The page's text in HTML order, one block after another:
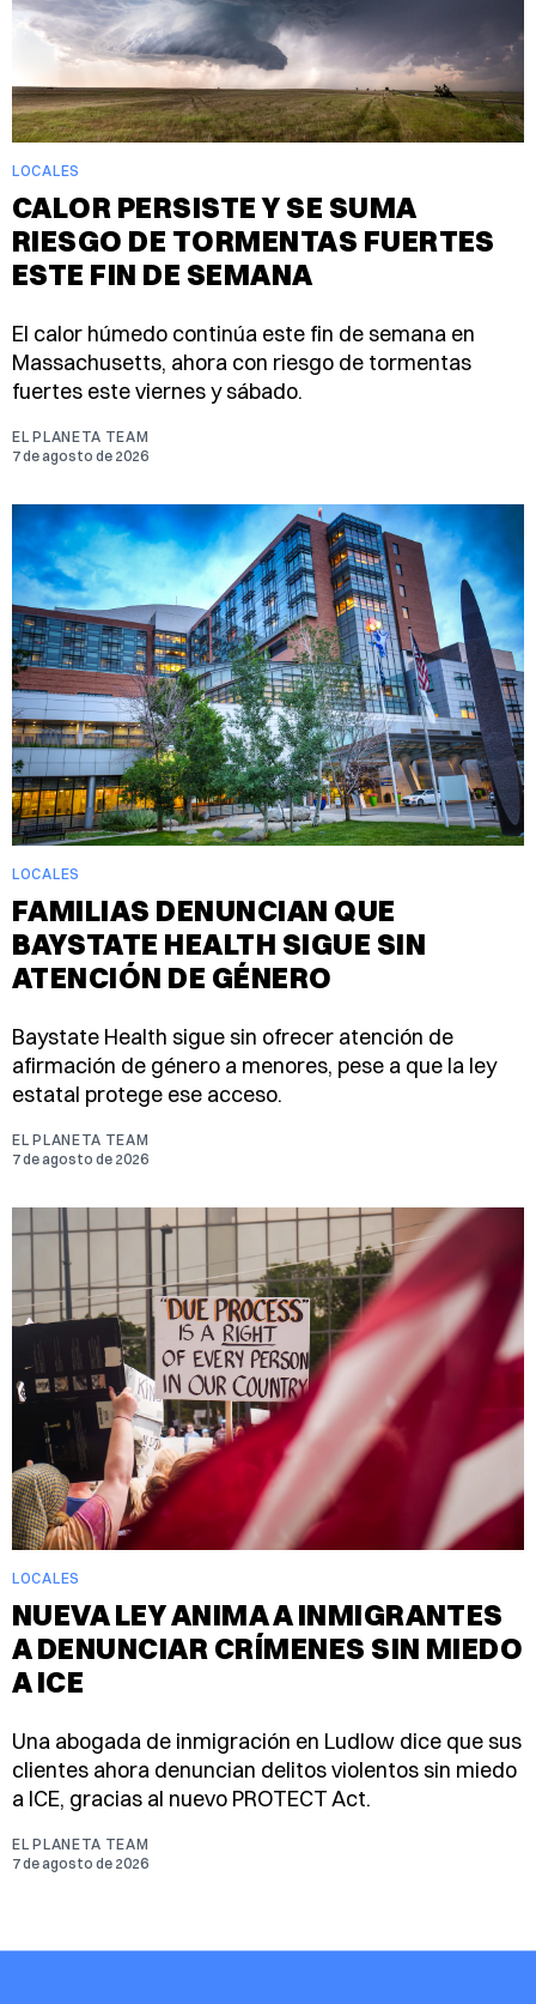
LOCALES
CALOR PERSISTE Y SE SUMA
RIESGO DE TORMENTAS FUERTES
ESTE FIN DE SEMANA
El calor húmedo continúa este fin de semana en
Massachusetts, ahora con riesgo de tormentas
fuertes este viernes y sábado.
EL PLANETA TEAM
7 de agosto de 2026
LOCALES
FAMILIAS DENUNCIAN QUE
BAYSTATE HEALTH SIGUE SIN
ATENCIÓN DE GÉNERO
Baystate Health sigue sin ofrecer atención de
afirmación de género a menores, pese a que la ley
estatal protege ese acceso.
EL PLANETA TEAM
7 de agosto de 2026
LOCALES
NUEVA LEY ANIMA A INMIGRANTES
A DENUNCIAR CRÍMENES SIN MIEDO
A ICE
Una abogada de inmigración en Ludlow dice que sus
clientes ahora denuncian delitos violentos sin miedo
a ICE, gracias al nuevo PROTECT Act.
EL PLANETA TEAM
7 de agosto de 2026